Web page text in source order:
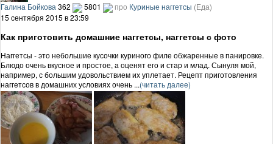
Галина Бойкова 362 5801 про Куриные наггетсы (Еда)
15 сентября 2015 в 23:59
Как приготовить домашние наггетсы, наггетсы с фото
Наггетсы - это небольшие кусочки куриного филе обжаренные в панировке.
Блюдо очень вкусное и простое, а оценят его и стар и млад. Сынуля мой,
например, с большим удовольствием их уплетает. Рецепт приготовления
наггетсов в домашних условиях очень ...(читать далее)